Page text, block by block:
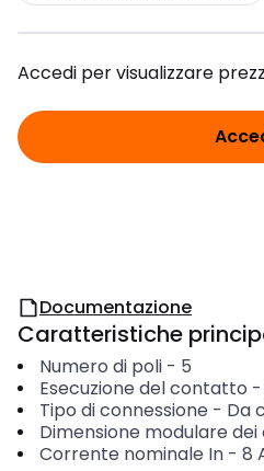
Accedi per visualizzare
Documentazione
Caratteristiche
Numero di poli- 5
Esecuzione del contatto -
Tipo di connessione - Da
Dimensione modulare
Corrente nominale In- 8